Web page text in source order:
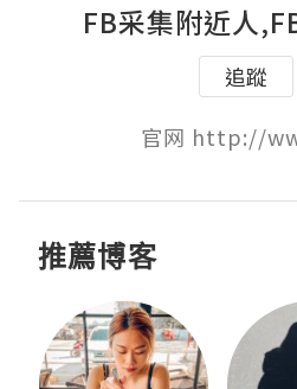
FB采集附近人
追蹤
官网 http://
推薦博客